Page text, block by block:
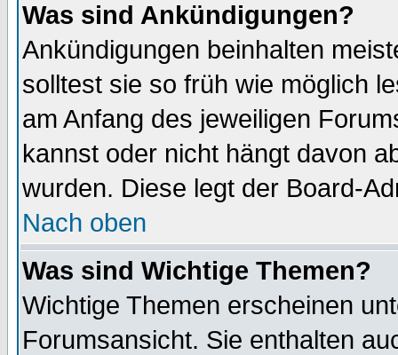
Was sind Ankündigungen?
Ankündigungen beinhalten
solltest sie so früh wie möglich
am Anfang des jeweiligen
kannst oder nicht hängt davon
wurden. Diese legt der Board-
Nach oben
Was sind Wichtige Themen?
Wichtige Themen erscheinen
Forumsansicht. Sie enthalten